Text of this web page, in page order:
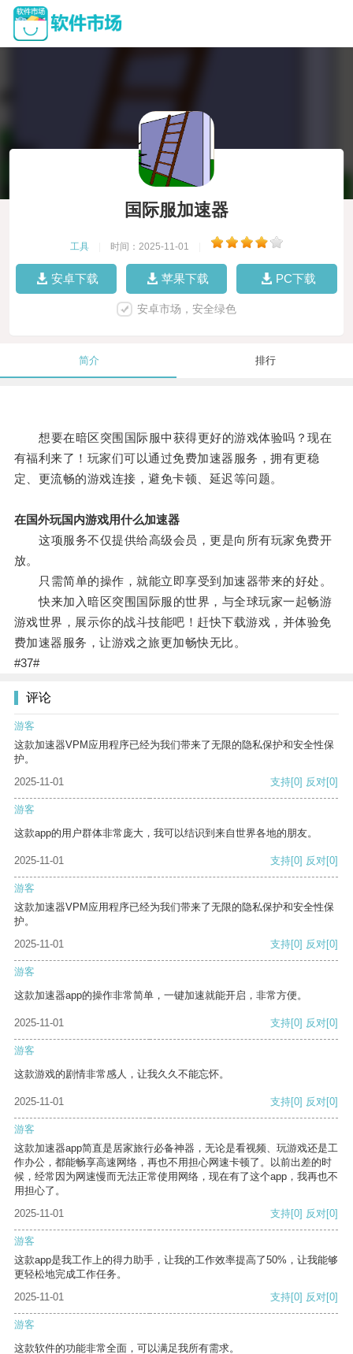
国际服加速器
工具 时间：2025-11-01
安卓下载 苹果下载 PC下载
安卓市场，安全绿色
简介 排行
想要在暗区突围国际服中获得更好的游戏体验吗？现在
有福利来了！玩家们可以通过免费加速器服务，拥有更稳
定、更流畅的游戏连接，避免卡顿、延迟等问题。
在国外玩国内游戏用什么加速器
这项服务不仅提供给高级会员，更是向所有玩家免费开
放。
只需简单的操作，就能立即享受到加速器带来的好处。
快来加入暗区突围国际服的世界，与全球玩家一起畅游
游戏世界，展示你的战斗技能吧！赶快下载游戏，并体验免
费加速器服务，让游戏之旅更加畅快无比。
#37#
评论
游客
这款加速器VPM应用程序已经为我们带来了无限的隐私保护和安全性保
护。
2025-11-01
支持[0] 反对[0]
游客
这款app的用户群体非常庞大，我可以结识到来自世界各地的朋友。
2025-11-01 支持[0] 反对[0]
游客
这款加速器VPM应用程序已经为我们带来了无限的隐私保护和安全性保
护。
2025-11-01
支持[0] 反对[0]
游客
这款加速器app的操作非常简单，一键加速就能开启，非常方便。
2025-11-01 支持[0] 反对[0]
游客
这款游戏的剧情非常感人，让我久久不能忘怀。
2025-11-01 支持[0] 反对[0]
游客
这款加速器app简直是居家旅行必备神器，无论是看视频、玩游戏还是工
作办公，都能畅享高速网络，再也不用担心网速卡顿了。以前出差的时
候，经常因为网速慢而无法正常使用网络，现在有了这个app，我再也不
用担心了。
2025-11-01
支持[0] 反对[0]
游客
这款app是我工作上的得力助手，让我的工作效率提高了50%，让我能够
更轻松地完成工作任务。
2025-11-01
支持[0] 反对[0]
游客
这款软件的功能非常全面，可以满足我所有需求。